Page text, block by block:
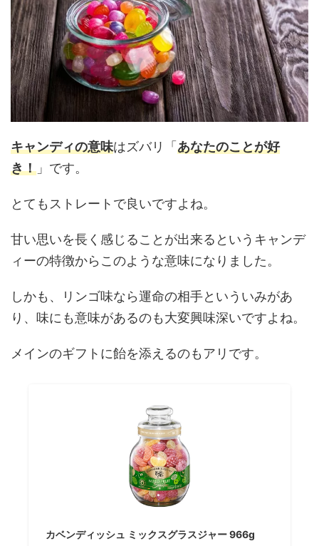
キャンディの意味はズバリ「 あなたのことが好
き！ 」です。
とてもストレートで良いですよね。
甘い思いを長く感じることが出来るというキャンデ
ィーの特徴からこのような意味になりました。
しかも、リンゴ味なら運命の相手といういみがあ
り、味にも意味があるのも大変興味深いですよね。
メインのギフトに飴を添えるのもアリです。
カベンディッシュ ミックスグラスジャー 966g